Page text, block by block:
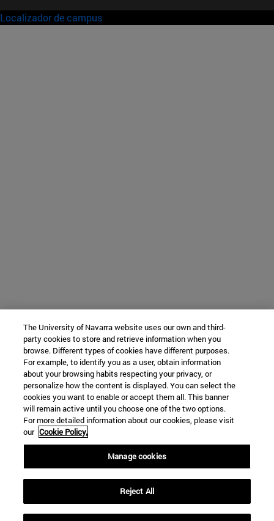
Localizador de campus
The University of Navarra website uses our own and third-
party cookies to store and retrieve information when you
browse. Different types of cookies have different purposes.
For example, to identify you as a user, obtain information
about your browsing habits respecting your privacy, or
personalize how the content is displayed. You can select the
cookies you want to enable or accept them all. This banner
will remain active until you choose one of the two options.
For more detailed information about our cookies, please visit
our Cookie Policy.
Manage cookies
Reject All